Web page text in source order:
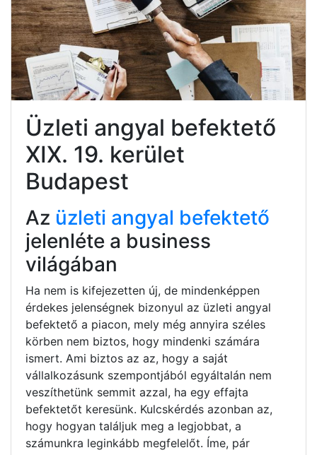
Üzleti angyal befektető
XIX. 19. kerület
Budapest
Az üzleti angyal befektető
jelenléte a business
világában
Ha nem is kifejezetten új, de mindenképpen
érdekes jelenségnek bizonyul az üzleti angyal
befektető a piacon, mely még annyira széles
körben nem biztos, hogy mindenki számára
ismert. Ami biztos az az, hogy a saját
vállalkozásunk szempontjából egyáltalán nem
veszíthetünk semmit azzal, ha egy effajta
befektetőt keresünk. Kulcskérdés azonban az,
hogy hogyan találjuk meg a legjobbat, a
számunkra leginkább megfelelőt. Íme, pár